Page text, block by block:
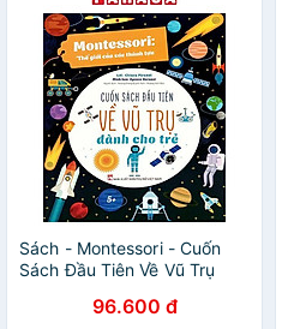
Sách - Montessori - Cuốn
Sách Đầu Tiên Về Vũ Trụ
96.600 đ